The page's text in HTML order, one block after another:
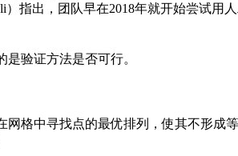
）指出，团队早在2018年就开始尝试
是验证方法是否可行。
格中寻找点的最优排列，使其不形成